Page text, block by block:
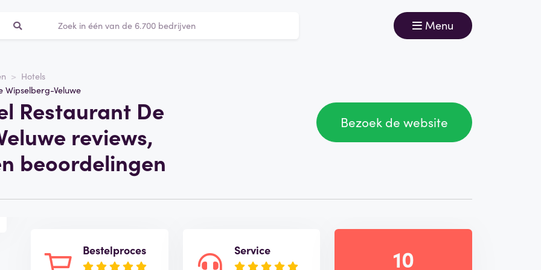
Menu
Hotels
Wipselberg-Veluwe
Restaurant De
reviews,
beoordelingen
Bezoek de website
Bestelproces Service 10